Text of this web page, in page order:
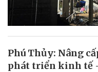
Phú Thủy: Nâng
phát triển kinh tế